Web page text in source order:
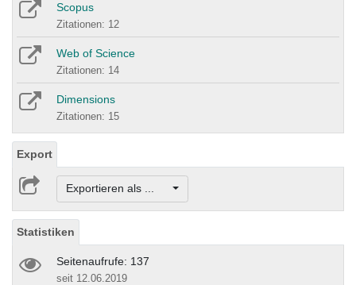
Scopus
Zitationen: 12
Web of Science
Zitationen: 14
Dimensions
Zitationen: 15
Export
Exportieren als ...
Statistiken
Seitenaufrufe: 137
seit 12.06.2019